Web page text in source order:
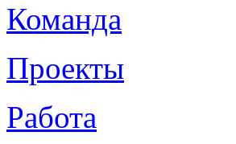
Команда
Проекты
Работа